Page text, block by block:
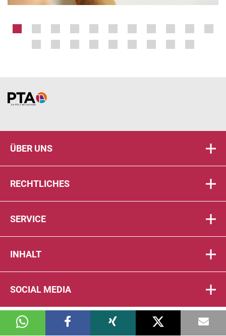
Home
ÜBER UNS
RECHTLICHES
SERVICE
INHALT
SOCIAL MEDIA
© 2026 DIE PTA IN DER APOTHEKE